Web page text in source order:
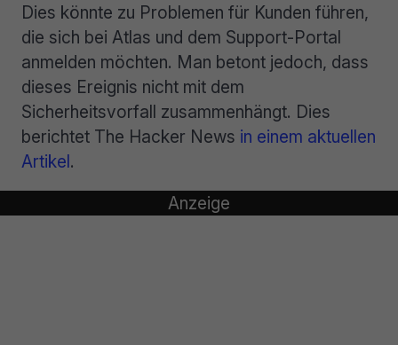
Dies könnte zu Problemen für Kunden führen,
die sich bei Atlas und dem Support-Portal
anmelden möchten. Man betont jedoch, dass
dieses Ereignis nicht mit dem
Sicherheitsvorfall zusammenhängt. Dies
berichtet The Hacker News in einem aktuellen
Artikel.